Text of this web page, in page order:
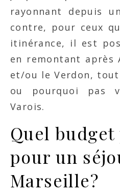
rayonnant depuis
contre, pour ceux
itinérance, il est
en remontant après
et/ou le Verdon,
ou pourquoi pas
Varois.
Quel
pour un
Marseille?